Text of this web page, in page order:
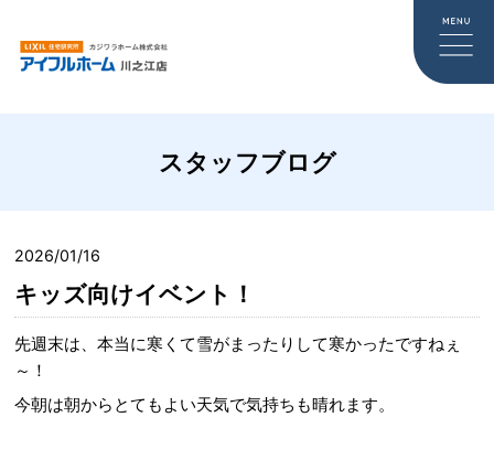
スタッフブログ
2026/01/16
キッズ向けイベント！
先週末は、本当に寒くて雪がまったりして寒かったですねぇ
～！
今朝は朝からとてもよい天気で気持ちも晴れます。